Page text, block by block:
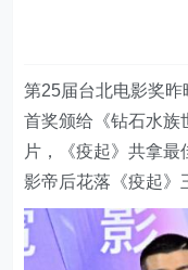
第25届台北电影奖
首奖颁给《钻石水族
片，《疫起》共拿最
影帝后花落《疫起》